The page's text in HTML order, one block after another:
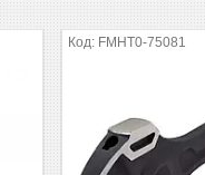
FMHT0-75081